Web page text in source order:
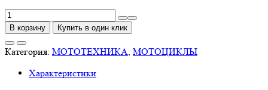
Количество
товара
CYCLONE
AMT
В корзину Купить в один клик
Категория: МОТОТЕХНИКА, МОТОЦИКЛЫ
Характеристики